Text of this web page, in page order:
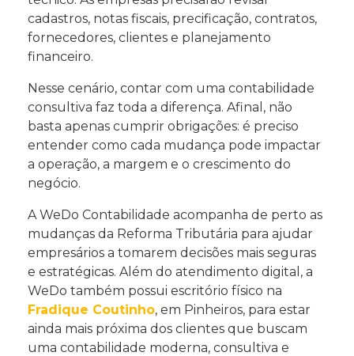
cadastros, notas fiscais, precificação, contratos,
fornecedores, clientes e planejamento
financeiro.
Nesse cenário, contar com uma contabilidade
consultiva faz toda a diferença. Afinal, não
basta apenas cumprir obrigações: é preciso
entender como cada mudança pode impactar
a operação, a margem e o crescimento do
negócio.
A WeDo Contabilidade acompanha de perto as
mudanças da Reforma Tributária para ajudar
empresários a tomarem decisões mais seguras
e estratégicas. Além do atendimento digital, a
WeDo também possui escritório físico na
Fradique Coutinho, em Pinheiros, para estar
ainda mais próxima dos clientes que buscam
uma contabilidade moderna, consultiva e